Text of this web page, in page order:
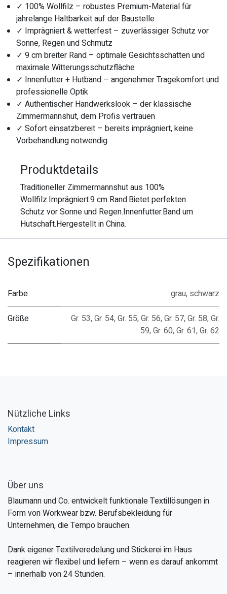
✓ 100% Wollfilz – robustes Premium-Material für
jahrelange Haltbarkeit auf der Baustelle
✓ Imprägniert & wetterfest – zuverlässiger Schutz vor
Sonne, Regen und Schmutz
✓ 9 cm breiter Rand – optimale Gesichtsschatten und
maximale Witterungsschutzfläche
✓ Innenfutter + Hutband – angenehmer Tragekomfort und
professionelle Optik
✓ Authentischer Handwerkslook – der klassische
Zimmermannshut, dem Profis vertrauen
✓ Sofort einsatzbereit – bereits imprägniert, keine
Vorbehandlung notwendig
Produktdetails
Traditioneller Zimmermannshut aus 100%
Wollfilz.Imprägniert.9 cm Rand.Bietet perfekten
Schutz vor Sonne und Regen.Innenfutter.Band um
Hutschaft.Hergestellt in China.
Spezifikationen
Farbe grau, schwarz
Größe Gr. 53,Gr. 54,Gr. 55,Gr. 56,Gr. 57,Gr. 58,Gr.
59,Gr. 60,Gr. 61,Gr. 62
Nützliche Links
Kontakt
Impressum
Über uns
Blaumann und Co. entwickelt funktionale Textillösungen in
Form von Workwear bzw. Berufsbekleidung für
Unternehmen, die Tempo brauchen.
Dank eigener Textilveredelung und Stickerei im Haus
reagieren wir flexibel und liefern – wenn es darauf ankommt
– innerhalb von 24 Stunden.